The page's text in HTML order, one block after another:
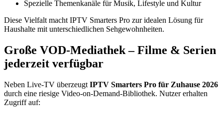
Spezielle Themenkanäle für Musik, Lifestyle und Kultur
Diese Vielfalt macht IPTV Smarters Pro zur idealen Lösung für
Haushalte mit unterschiedlichen Sehgewohnheiten.
Große VOD-Mediathek – Filme & Serien
jederzeit verfügbar
Neben Live-TV überzeugt IPTV Smarters Pro für Zuhause 2026
durch eine riesige Video-on-Demand-Bibliothek. Nutzer erhalten
Zugriff auf: